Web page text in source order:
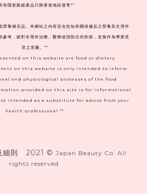
有隱形眼鏡產品只限香港地區發售**
營養補充品。本網站之內容旨在告知有關保健品之營養及生理作
參考，絕對非用作治療、醫療或預防任何疾病，並無作為專業意
見之意圖。**
on this website are food or dietary
on this website is only intended to inform
and physiological processes of the food
provided on this site is for informational
intended as a substitute for advice from your
health professional.**
細則 2021 © Japan Beauty Co. All
rights reserved.